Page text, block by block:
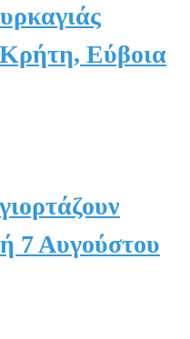
Εύβοια
7 Αυγούστου